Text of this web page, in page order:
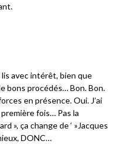
avec intérêt, bien que
bons procédés… Bon. Bon.
en présence. Oui. J’ai
première fois… Pas la
», ça change de ‘ »Jacques
DONC…